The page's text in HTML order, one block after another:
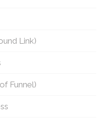
Link)
Funnel)